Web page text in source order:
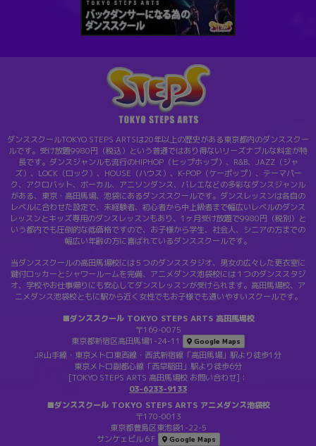
ダンススクールTOKYO STEPS ARTSは20年以上の歴史がある東京都内のダンススクー
ルです。受け放題9980円（税込）という普通ではあり得ないリーズナブルな料金が特
長です。ダンスジャンルも流行のHIPHOP（ヒップホップ）、R&B、JAZZ（ジャ
ズ）、LOCK（ロック）、HOUSE（ハウス）、K-POP（ケーポップ）、テーマパー
ク、アクロバット、ボーカル、アニソンダンス、バレエなどの多彩なダンスジャンル
がある、東京・高田馬場、池袋にあるダンススクールです。ダンスレッスンは各自の
レベルに合わせた設定で、未経験者、初心者から中上級者まで幅広いレベルのダンス
レッスンとキッズ専用のダンスレッスンもあり、1ヶ月受け放題で9980円（税別）と
いう都内でも圧倒的な低価格ですので、お子様から学生、社会人、シニアの方までの
幅広い年齢の方に喜ばれているダンススクールです。
当ダンススクールの高田馬場校には５つのダンススタジオ、男女の広々した更衣室に
鍵付ロッカーとシャワールームを完備、アニメダンス池袋校には１つのダンススタジ
オ、学校やお仕事帰りにも安心してダンスレッスンが受けられます。高田馬場校、ア
ニメダンス池袋校ともに駅から近く女性でもお子様でも通いやすいスクールです。
■ダンススクール TOKYO STEPS ARTS 高田馬場校
〒169-0075
東京都新宿区高田馬場1-24-11
Google Maps
JR山手線・東京メトロ東西線・西武新宿線「高田馬場」駅より徒歩1分
東京メトロ副都心線「西早稲田」駅より徒歩6分
[TOKYO STEPS ARTS 高田馬場校 お問い合わせ]：
03-6233-9133
■ダンススクール TOKYO STEPS ARTS アニメダンス池袋校
〒170-0013
東京都豊島区東池袋1-22-5
サンケェビル６F
Google Maps